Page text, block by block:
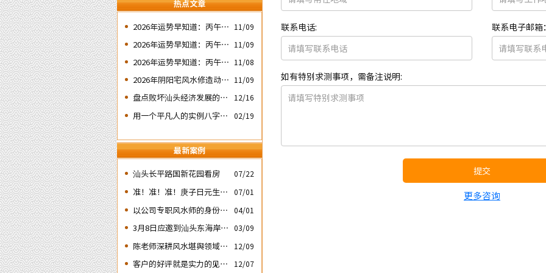
热点文章
2026年运势早知道：丙午年
二‘壬子’ 日
11/09
2026年运势早知道：丙午年
四‘庚子’ 日
11/09
2026年运势早知道：丙午年
运势不好的4个日期出生人
之一‘戊子’ 日
11/08
2026年阴阳宅风水修造动土 11/09
盘点败坏汕头经济发展的四
12/16
用一个平凡人的实例八字论
02/19
最新案例
汕头长平路国新花园看房
07/22
准！准！准！庚子日元生人
丙午流年的运势判断实例：
07/01
以公司专职风水师的身份应
邀出席《星橙网络科技公
司》成立5周年庆典
04/01
3月8日应邀到汕头东海岸新
城为朋友的亲戚堪舆住房风
水
03/09
陈老师深耕风水堪舆领域四
12/09
客户的好评就是实力的见
12/07
联系电话: 联系电子邮箱
如有特别求测事项，需备注说明:
提交
更多咨询